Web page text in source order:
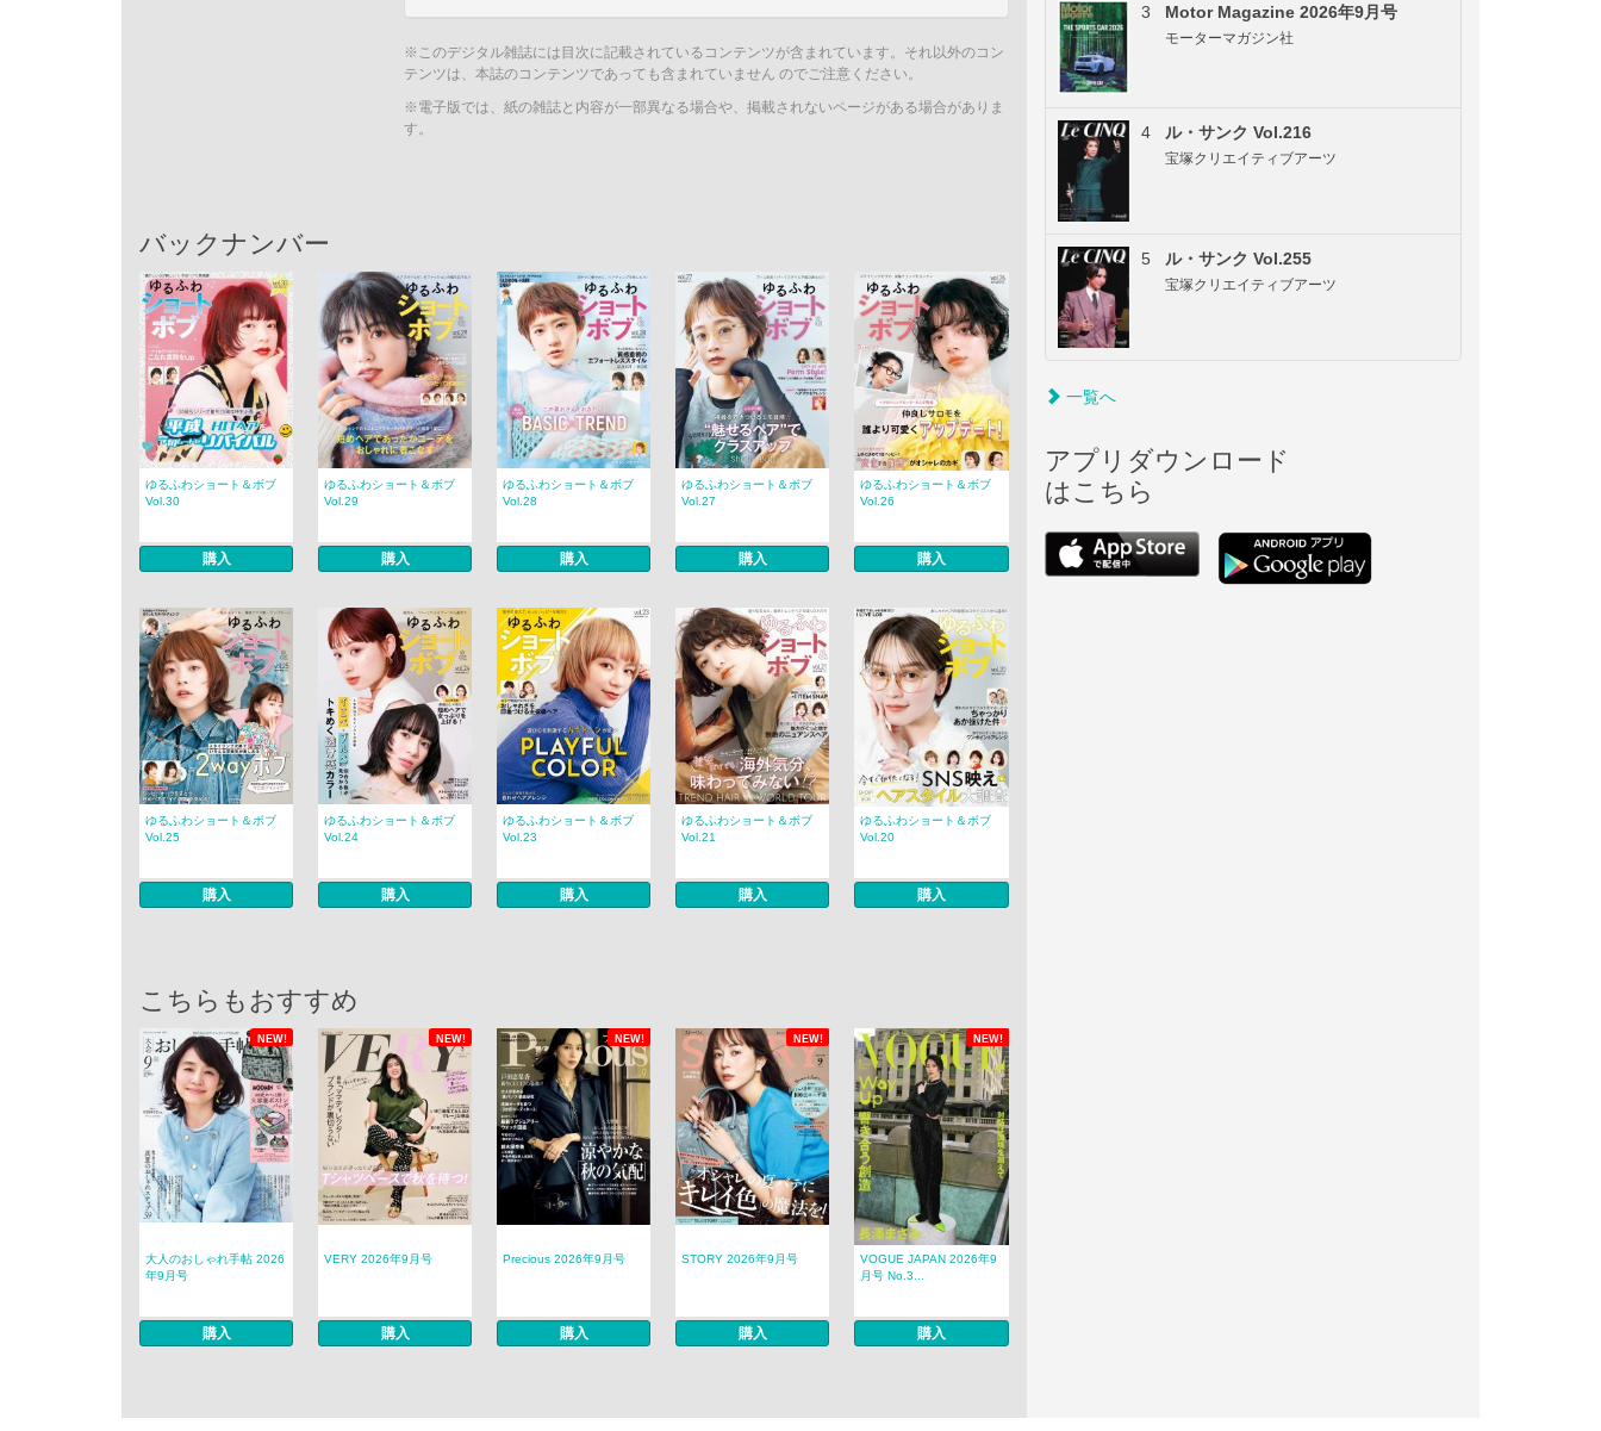
※このデジタル雑誌には目次に記載されているコンテンツが含まれています。それ以外のコン
テンツは、本誌のコンテンツであっても含まれていません のでご注意ください。
※電子版では、紙の雑誌と内容が一部異なる場合や、掲載されないページがある場合がありま
す。
バックナンバー
ゆるふわショート＆ボブ
Vol.30
購入
ゆるふわショート＆ボブ
Vol.29
購入
ゆるふわショート＆ボブ
Vol.28
購入
ゆるふわショート＆ボブ
Vol.27
購入
ゆるふわショート＆ボブ
Vol.26
購入
ゆるふわショート＆ボブ
Vol.25
購入
ゆるふわショート＆ボブ
Vol.24
購入
ゆるふわショート＆ボブ
Vol.23
購入
ゆるふわショート＆ボブ
Vol.21
購入
ゆるふわショート＆ボブ
Vol.20
購入
こちらもおすすめ
NEW! NEW! NEW! NEW! NEW!
大人のおしゃれ手帖 2026
年9月号
購入
VERY 2026年9月号
購入
Precious 2026年9月号
購入
STORY 2026年9月号
購入
VOGUE JAPAN 2026年9
月号 No.3...
購入
3 Motor Magazine 2026年9月号
モーターマガジン社
4 ル・サンク Vol.216
宝塚クリエイティブアーツ
5 ル・サンク Vol.255
宝塚クリエイティブアーツ
一覧へ
アプリダウンロード
はこちら